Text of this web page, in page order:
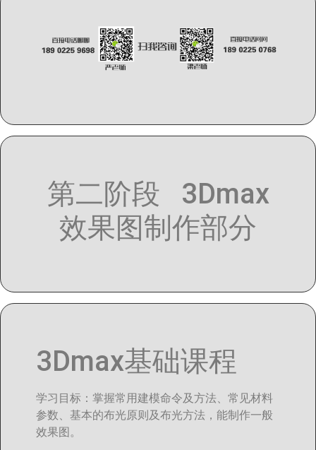
第二阶段 3Dmax
效果图制作部分
3Dmax基础课程
学习目标：掌握常用建模命令及方法、常见材料
参数、基本的布光原则及布光方法，能制作一般
效果图。